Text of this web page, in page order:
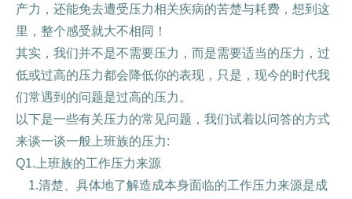
产力，还能免去遭受压力相关疾病的苦楚与耗费，想到这
里，整个感受就大不相同！
其实，我们并不是不需要压力，而是需要适当的压力，过
低或过高的压力都会降低你的表现，只是，现今的时代我
们常遇到的问题是过高的压力。
以下是一些有关压力的常见问题，我们试着以问答的方式
来谈一谈一般上班族的压力:
Q1.上班族的工作压力来源
1.清楚、具体地了解造成本身面临的工作压力来源是成